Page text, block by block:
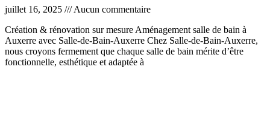
juillet 16, 2025
Aucun commentaire
Création & rénovation sur mesure Aménagement salle de bain à
Auxerre avec Salle-de-Bain-Auxerre Chez Salle-de-Bain-Auxerre,
nous croyons fermement que chaque salle de bain mérite d’être
fonctionnelle, esthétique et adaptée à